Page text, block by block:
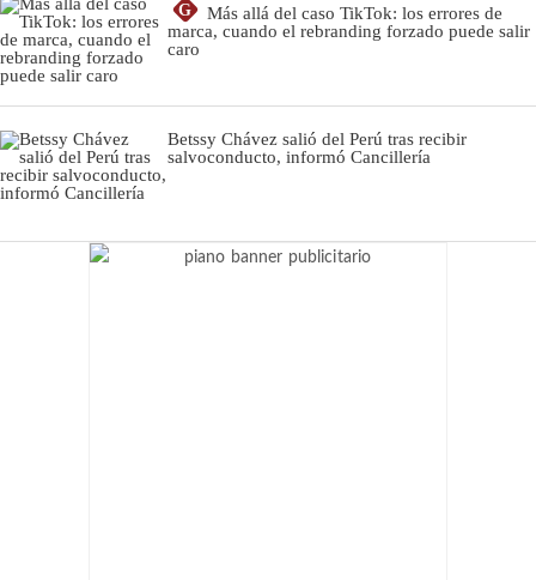
G
Más allá del caso TikTok: los errores de
marca, cuando el rebranding forzado puede salir
caro
Betssy Chávez salió del Perú tras recibir
salvoconducto, informó Cancillería